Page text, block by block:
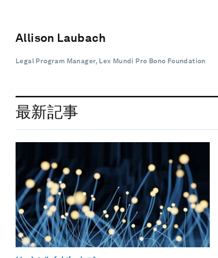
Allison Laubach
Legal Program Manager, Lex Mundi Pro Bono Foundation
最新記事